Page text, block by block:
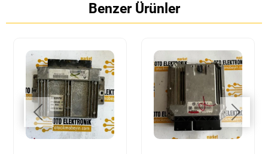
Benzer Ürünler